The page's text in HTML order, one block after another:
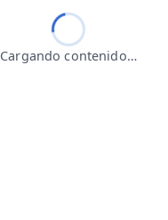
Cargando contenido…